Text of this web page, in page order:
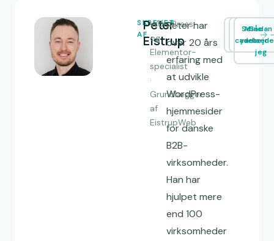
SKREVET
AF
Peter
Eistrup
WordPress-
og
Elementor-
specialist
·
Grundlægger
af
EistrupWeb
Peter har
over 20 års
erfaring med
at udvikle
WordPress-
hjemmesider
for danske
B2B-
virksomheder.
Han har
hjulpet mere
end 100
virksomheder
Se
cases
Mine
ydelser
Sådan
jeg